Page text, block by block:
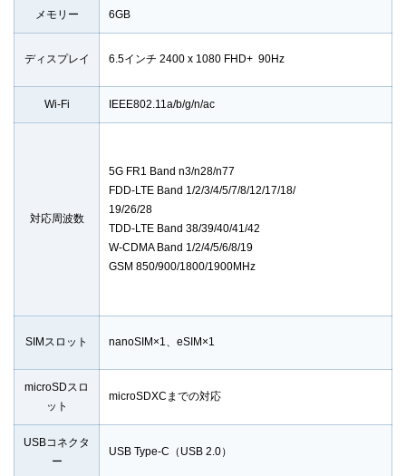
メモリー 6GB
ディスプレイ 6.5インチ 2400 x 1080 FHD+ 90Hz
Wi-Fi IEEE802.11a/b/g/n/ac
対応周波数
5G FR1 Band n3/n28/n77
FDD-LTE Band 1/2/3/4/5/7/8/12/17/18/
19/26/28
TDD-LTE Band 38/39/40/41/42
W-CDMA Band 1/2/4/5/6/8/19
GSM 850/900/1800/1900MHz
SIMスロット nanoSIM×1、eSIM×1
microSDスロ
ット
microSDXCまでの対応
USBコネクタ
ー
USB Type-C（USB 2.0）